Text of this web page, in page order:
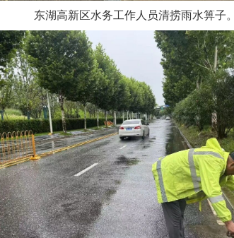
东湖高新区水务工作人员清捞雨水箅子。